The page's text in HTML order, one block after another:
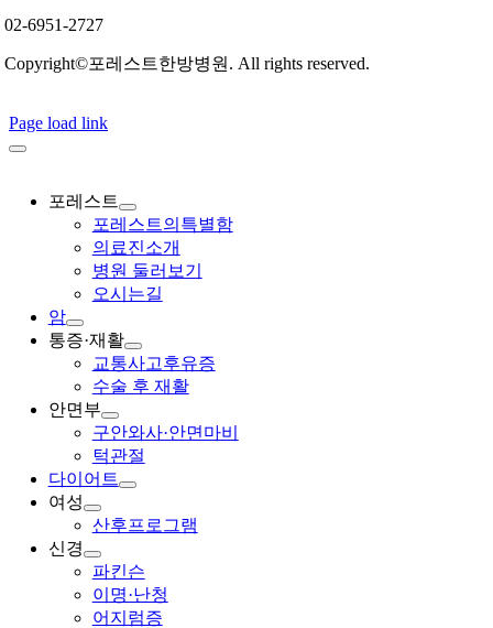
02-6951-2727
Copyright©포레스트한방병원. All rights reserved.
Page load link
포레스트
포레스트의특별함
의료진소개
병원 둘러보기
오시는길
암
통증·재활
교통사고후유증
수술 후 재활
안면부
구안와사·안면마비
턱관절
다이어트
여성
산후프로그램
신경
파킨슨
이명·난청
어지럼증